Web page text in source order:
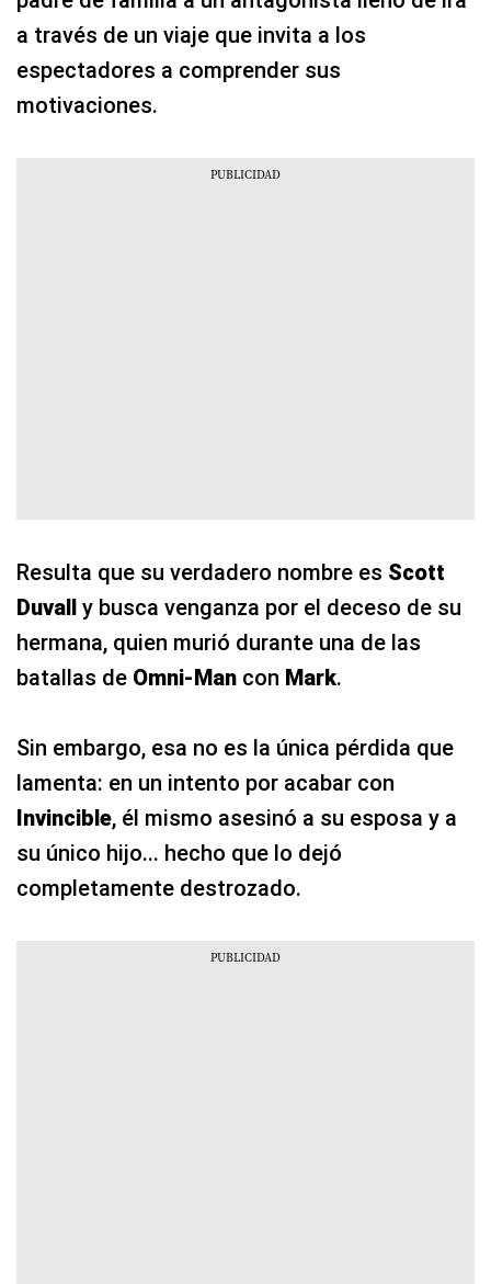
a través de un viaje que invita a los
espectadores a comprender sus
motivaciones.
Resulta que su verdadero nombre es Scott
Duvall y busca venganza por el deceso de su
hermana, quien murió durante una de las
batallas de Omni-Man con Mark.
Sin embargo, esa no es la única pérdida que
lamenta: en un intento por acabar con
Invincible, él mismo asesinó a su esposa y a
su único hijo... hecho que lo dejó
completamente destrozado.